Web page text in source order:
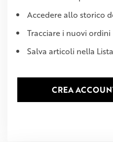
Accedere allo storico
Tracciare i nuovi ordini
Salva articoli nella
CREA